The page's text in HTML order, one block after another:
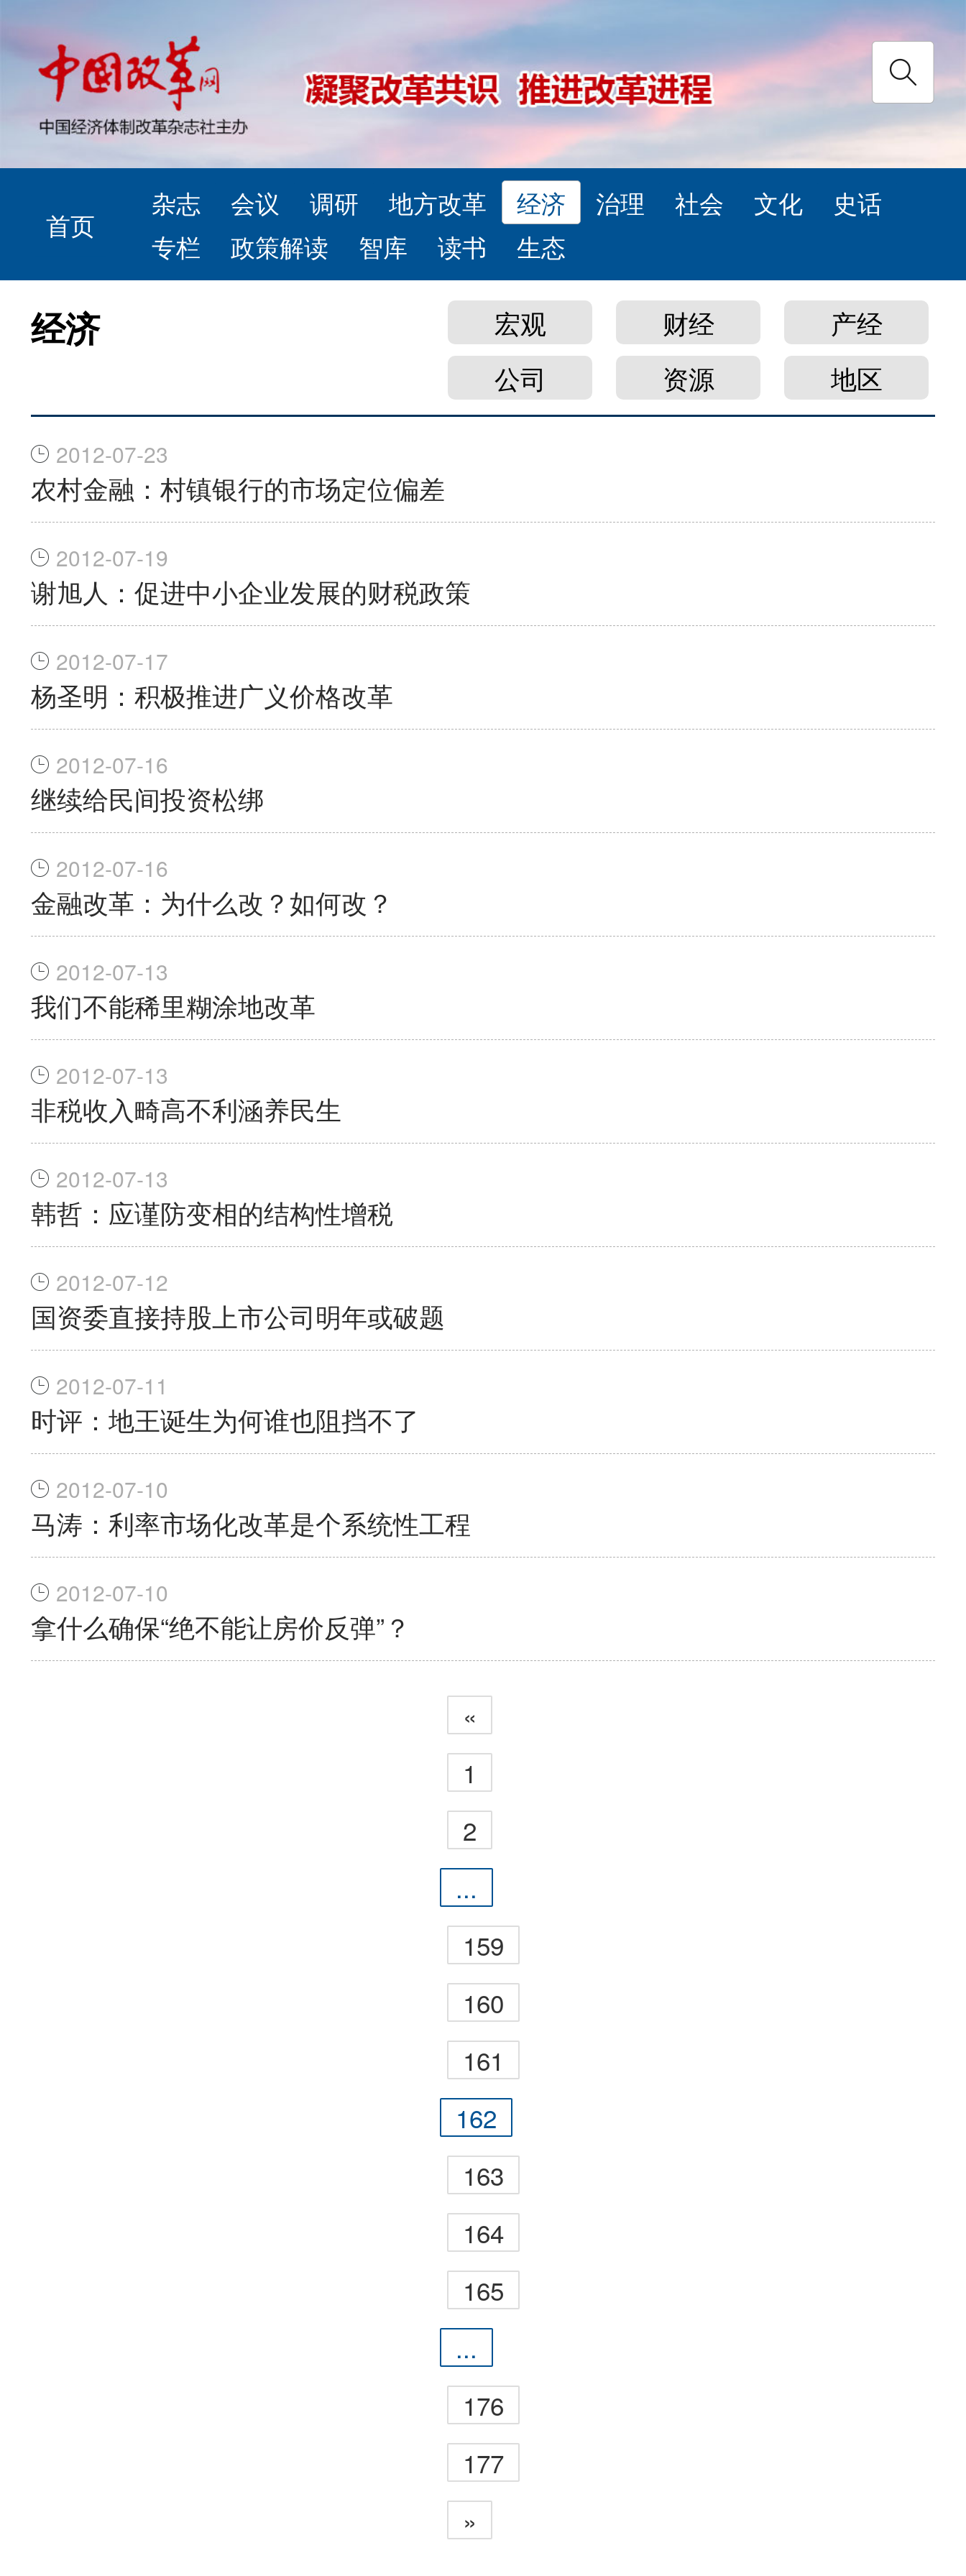
首页
杂志 会议 调研 地方改革 经济 治理 社会 文化
史话
专栏
政策解读 智库 读书 生态
经济 宏观 财经
产经
公司
资源 地区
2012-07-23
农村金融：村镇银行的市场定位偏差
2012-07-19
谢旭人：促进中小企业发展的财税政策
2012-07-17
杨圣明：积极推进广义价格改革
2012-07-16
继续给民间投资松绑
2012-07-16
金融改革：为什么改？如何改？
2012-07-13
我们不能稀里糊涂地改革
2012-07-13
非税收入畸高不利涵养民生
2012-07-13
韩哲：应谨防变相的结构性增税
2012-07-12
国资委直接持股上市公司明年或破题
2012-07-11
时评：地王诞生为何谁也阻挡不了
2012-07-10
马涛：利率市场化改革是个系统性工程
2012-07-10
拿什么确保“绝不能让房价反弹”？
«
1
2
...
159
160
161
162
163
164
165
...
176
177
»